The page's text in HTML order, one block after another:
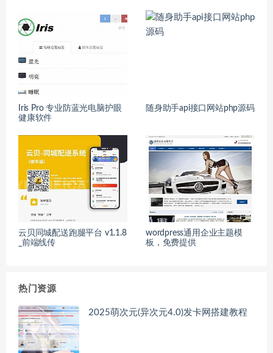
Iris Pro 专业防蓝光电脑护眼
健康软件
随身助手api接口网站php源码
云贝同城配送跑腿平台 v1.1.8
_前端线传
wordpress通用企业主题模
板，免费提供
热门资源
2025萌次元(异次元4.0)发卡网搭建教程